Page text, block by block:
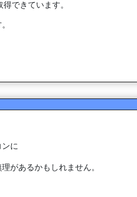
できています。
に
があるかもしれません。